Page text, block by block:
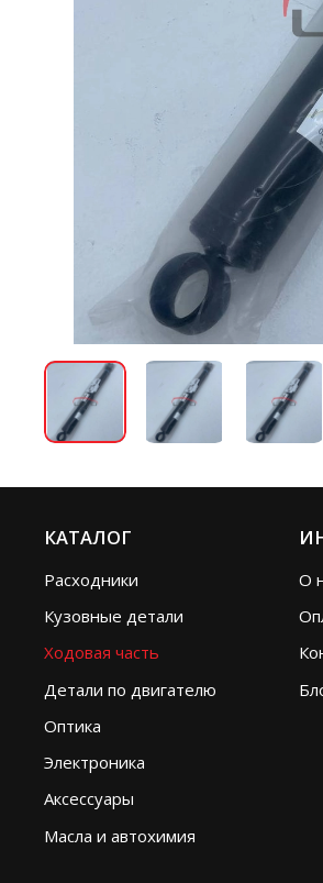
КАТАЛОГ
Расходники
Кузовные детали
Ходовая часть
Детали по двигателю
Оптика
Электроника
Аксессуары
Масла и автохимия
О